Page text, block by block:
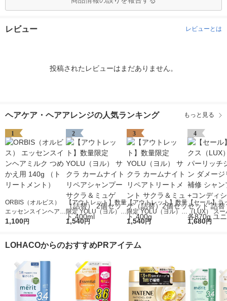
レビュー レビューとは
投稿されたレビューはまだありません。
ヘアケア・ヘアアレンジの人気ランキング もっと見る
1
ORBIS（オルビス）
エッセンスインヘアミ
ルク つめかえ用 140g
1,100円
2
【アウトレット】数量
限定 YOLU（ヨル）
サクラ カームナイト
2個セット 400ml
1,540円
3
【アウトレット】数量
限定 YOLU（ヨル）
サクラ カームナイト
替）2個セット 400g
1,540円
4
【セール】ラ
（LUX） ス
ッチシャイン
1,680円
LOHACOからのおすすめPRアイテム